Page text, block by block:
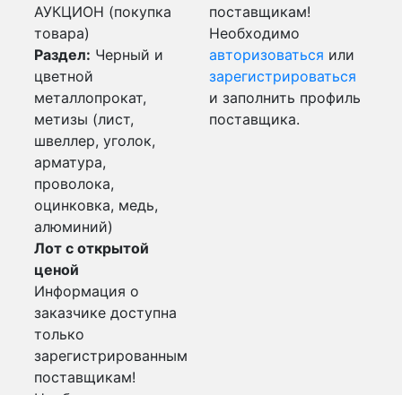
АУКЦИОН (покупка
товара)
Раздел: Черный и
цветной
металлопрокат,
метизы (лист,
швеллер, уголок,
арматура,
проволока,
оцинковка, медь,
алюминий)
Лот с открытой
ценой
Информация о
заказчике доступна
только
зарегистрированным
поставщикам!
поставщикам!
Необходимо
авторизоваться или
зарегистрироваться
и заполнить профиль
поставщика.